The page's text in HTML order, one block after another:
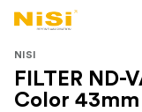
NISI
FILTER ND-
Color 43mm